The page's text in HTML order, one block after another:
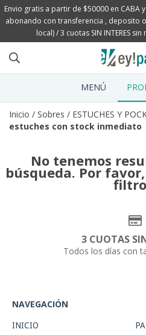
Envio gratis a partir de $50000 en CABA
abonando con transferencia , deposito
local) / 3 cuotas SIN INTERES
MENÚ
Inicio / Sobres / ESTUCHES Y
estuches con stock inmediato
No tenemos
búsqueda. Por
3 CUOTAS
Todos los días con
NAVEGACIÓN
INICIO